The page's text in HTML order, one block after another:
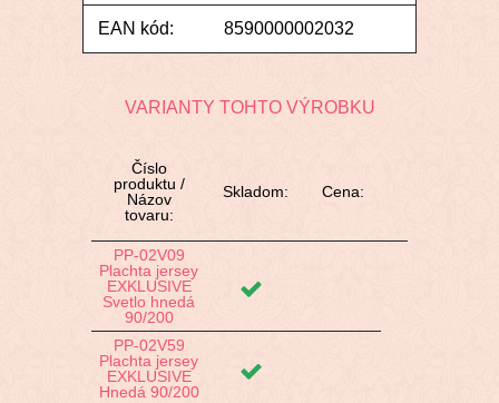
EAN kód: 8590000002032
VARIANTY TOHTO VÝROBKU
Číslo
produktu /
Názov
tovaru:
Skladom: Cena:
PP-02V09
Plachta jersey
EXKLUSIVE
Svetlo hnedá
90/200
PP-02V59
Plachta jersey
EXKLUSIVE
Hnedá 90/200